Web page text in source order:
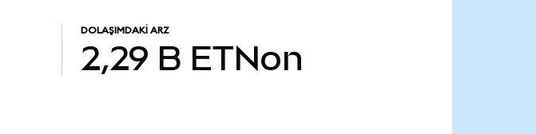
DOLAŞIMDAKI ARZ
2,29 B ETNon